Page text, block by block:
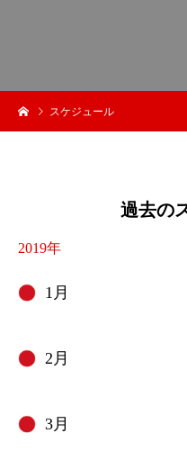
スケジュール
過去の
2019年
1月
2月
3月